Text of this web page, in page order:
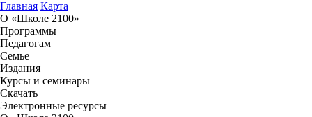
Главная Карта
О «Школе 2100»
Программы
Педагогам
Семье
Издания
Курсы и семинары
Скачать
Электронные ресурсы